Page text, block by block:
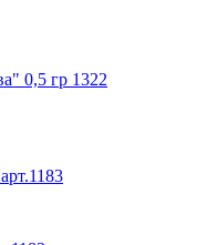
0,5 гр 1322